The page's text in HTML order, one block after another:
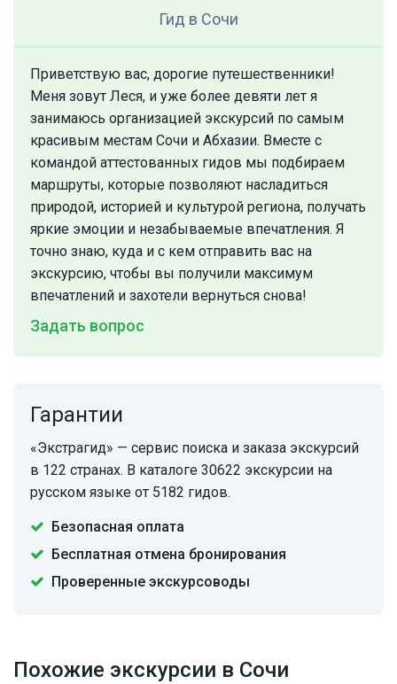
Гид в Сочи
Приветствую вас, дорогие путешественники!
Меня зовут Леся, и уже более девяти лет я
занимаюсь организацией экскурсий по самым
красивым местам Сочи и Абхазии. Вместе с
командой аттестованных гидов мы подбираем
маршруты, которые позволяют насладиться
природой, историей и культурой региона, получать
яркие эмоции и незабываемые впечатления. Я
точно знаю, куда и с кем отправить вас на
экскурсию, чтобы вы получили максимум
впечатлений и захотели вернуться снова!
Задать вопрос
Гарантии
«Экстрагид» — сервис поиска и заказа экскурсий
в 122 странах. В каталоге 30622 экскурсии на
русском языке от 5182 гидов.
Безопасная оплата
Бесплатная отмена бронирования
Проверенные экскурсоводы
Похожие экскурсии в Сочи